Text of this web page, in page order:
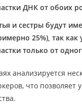
ДНК от обоих
и сестры будут
25%), так как
только от
анализируется
что позволяет